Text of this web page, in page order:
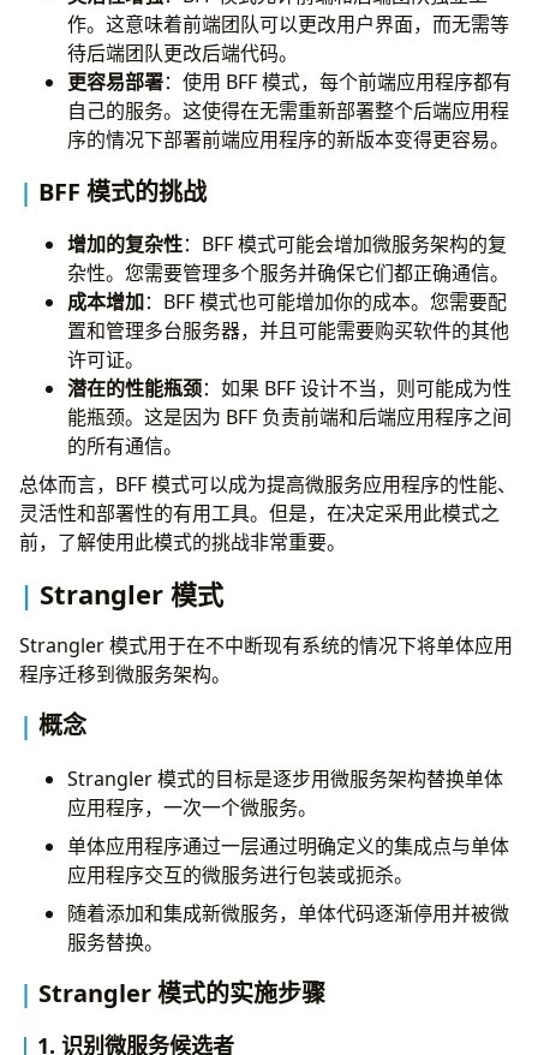
作。这意味着前端团队可以更改用户界面，而无需等
待后端团队更改后端代码。
更容易部署：使用 BFF 模式，每个前端应用程序都有
自己的服务。这使得在无需重新部署整个后端应用程
序的情况下部署前端应用程序的新版本变得更容易。
BFF 模式的挑战
增加的复杂性：BFF 模式可能会增加微服务架构的复
杂性。您需要管理多个服务并确保它们都正确通信。
成本增加：BFF 模式也可能增加你的成本。您需要配
置和管理多台服务器，并且可能需要购买软件的其他
许可证。
潜在的性能瓶颈：如果 BFF 设计不当，则可能成为性
能瓶颈。这是因为 BFF 负责前端和后端应用程序之间
的所有通信。
总体而言，BFF 模式可以成为提高微服务应用程序的性能、
灵活性和部署性的有用工具。但是，在决定采用此模式之
前，了解使用此模式的挑战非常重要。
Strangler 模式
Strangler 模式用于在不中断现有系统的情况下将单体应用
程序迁移到微服务架构。
概念
Strangler 模式的目标是逐步用微服务架构替换单体
应用程序，一次一个微服务。
单体应用程序通过一层通过明确定义的集成点与单体
应用程序交互的微服务进行包装或扼杀。
随着添加和集成新微服务，单体代码逐渐停用并被微
服务替换。
Strangler 模式的实施步骤
1. 识别微服务候选者